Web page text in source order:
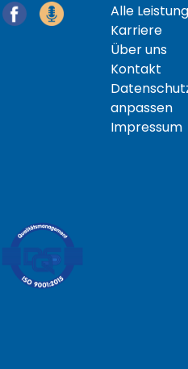
Alle
Karriere
Über uns
Kontakt
anpassen
Impressum